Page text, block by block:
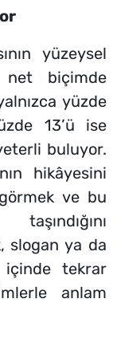
yüzeysel
net biçimde
yüzde
13’ü ise
buluyor.
hikâyesini
ve bu
slogan ya da
tekrar
anlam